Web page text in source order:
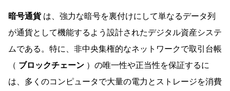
暗号通貨は、強力な暗号を裏付けにして単なるデータ列
が通貨として機能するよう設計されたデジタル資産システ
ムである。特に、非中央集権的なネットワークで取引台帳
（ ブロックチェーン ）の唯一性や正当性を保証するに
は、多くのコンピュータで大量の電力とストレージを消費